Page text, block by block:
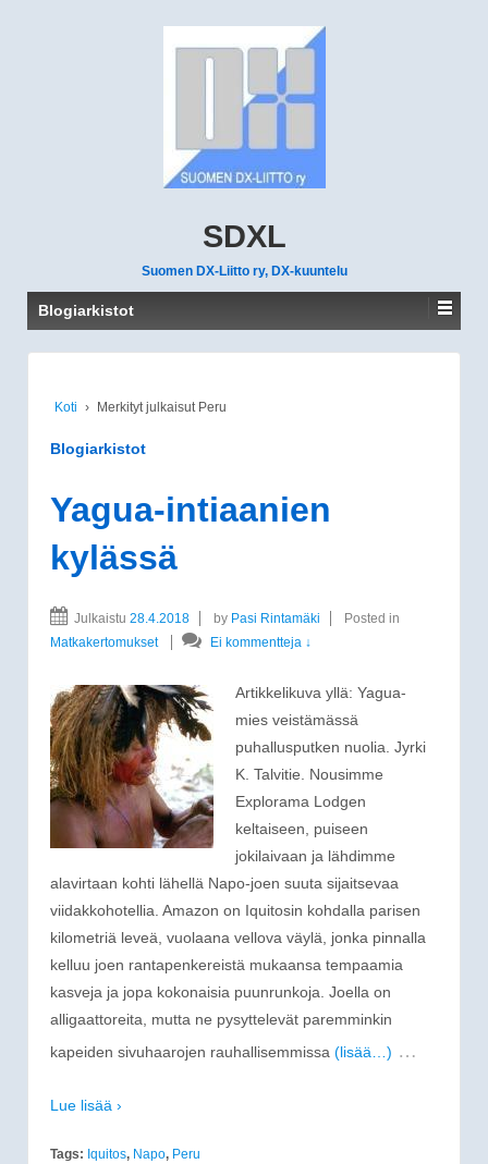
SDXL
Suomen DX-Liitto ry, DX-kuuntelu
Blogiarkistot
Koti › Merkityt julkaisut Peru
Blogiarkistot
Yagua-intiaanien
kylässä
Julkaistu 28.4.2018 by Pasi Rintamäki
Posted in
Matkakertomukset
Ei kommentteja ↓
Artikkelikuva yllä: Yagua-
mies veistämässä
puhallusputken nuolia. Jyrki
K. Talvitie. Nousimme
Explorama Lodgen
keltaiseen, puiseen
jokilaivaan ja lähdimme
alavirtaan kohti lähellä Napo-joen suuta sijaitsevaa
viidakkohotellia. Amazon on Iquitosin kohdalla parisen
kilometriä leveä, vuolaana vellova väylä, jonka pinnalla
kelluu joen rantapenkereistä mukaansa tempaamia
kasveja ja jopa kokonaisia puunrunkoja. Joella on
alligaattoreita, mutta ne pysyttelevät paremminkin
kapeiden sivuhaarojen rauhallisemmissa (lisää…) …
Lue lisää ›
Tags: Iquitos, Napo, Peru